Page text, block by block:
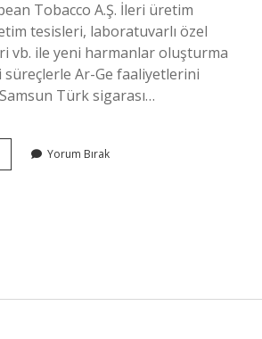
Tobacco A.Ş. İleri üretim
tesisleri, laboratuvarlı özel
vb. ile yeni harmanlar oluşturma
Ar-Ge faaliyetlerini
Türk sigarası…
Yorum Bırak